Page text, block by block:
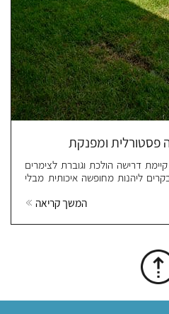
פסטורלית ומפנקת
דרישה הולכת וגוברת לצימרים
ליהנות מחופשה איכותית מבלי
המשך קריאה